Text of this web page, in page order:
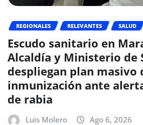
REGIONALES RELEVANTES SALUD
Escudo sanitario en
Alcaldía y Ministerio de
despliegan plan masivo
inmunización ante
de rabia
Luis Molero Ago 6, 2026